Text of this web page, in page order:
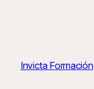
Invicta Formación